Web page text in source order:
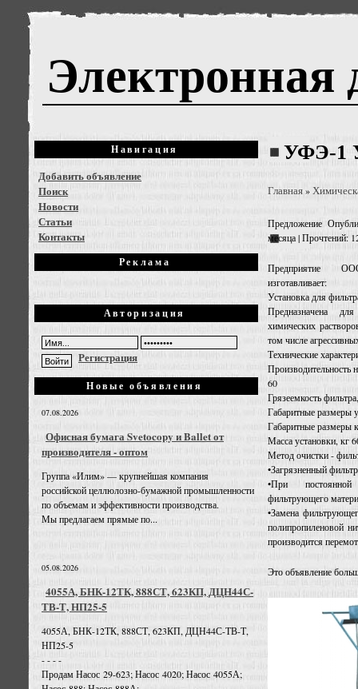
Электронная
Навигация
Добавить объявление
Поиск
Новости
Статьи
Контакты
Реклама
Авторизация
Регистрация
Новые объявления
07.08.2026
Офисная бумага Svetocopy и Ballet от
производителя - оптом
Группа «Илим» — крупнейшая компания
российской целлюлозно-бумажной промышленности
по объемам и эффективности производства.
Мы предлагаем прямые по...
05.08.2026
4055А, БНК-12ТК, 888СТ, 623КП, ДЦН44С-
ТВ-Т, НП25-5
4055А, БНК-12ТК, 888СТ, 623КП, ДЦН44С-ТВ-Т,
НП25-5
- - - -
Продам Насос 29-623; Насос 4020; Насос 4055А;
УФЭ-1
Главная»
Предложение
месяца | Прочтений:
Предприятие
изготавливает:
Установка для
Предназначена
химических
том числе
Технические
Производительность
60
Грязеемкость
Габаритные размеры
Габаритные размеры
Масса установки, кг
Метод очистки -
•Загрязненный
•При
фильтрующего
•Замена
полипропиленовой
производится
Это объявление